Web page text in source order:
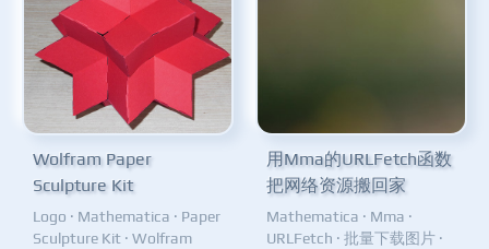
Wolfram Paper
Sculpture Kit
Logo · Mathematica · Paper
Sculpture Kit · Wolfram
用Mma的URLFetch函数
把网络资源搬回家
Mathematica · Mma ·
URLFetch · 批量下载图片 ·